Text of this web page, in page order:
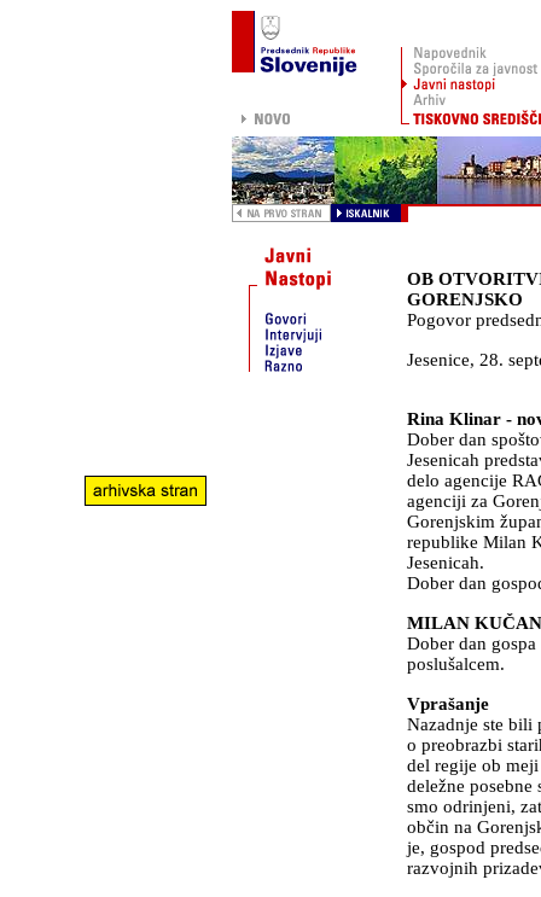
OB
GORENJSKO
Pogovor
Jesenice, 28.
Rina Klinar -
Dober dan
Jesenicah
delo agencije
agenciji za
Gorenjskim
republike Milan
Jesenicah.
Dober dan
MILAN KUČAN
Dober dan
poslušalcem.
Vprašanje
Nazadnje ste bili
o preobrazbi
del regije ob
deležne posebne
smo odrinjeni,
občin na
je, gospod
razvojnih